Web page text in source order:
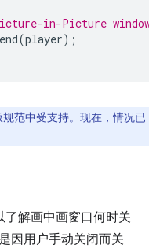
in-Picture
(player);
范中受支持。现在，情况已
了解画中画窗口何时关
因用户手动关闭而关